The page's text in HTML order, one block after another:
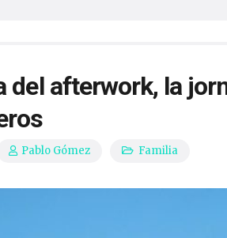
del afterwork, la
Pablo Gómez Familia